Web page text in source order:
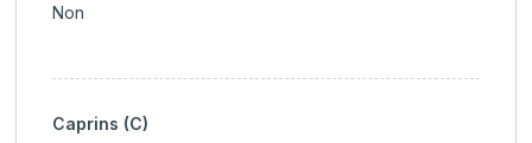
Non
Caprins (C)